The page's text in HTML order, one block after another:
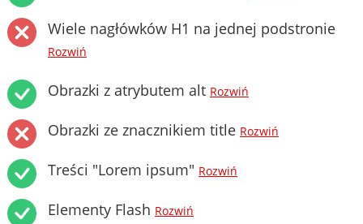
Wiele nagłówków H1 na jednej podstronie
Rozwiń
Obrazki z atrybutem alt Rozwiń
Obrazki ze znacznikiem title Rozwiń
Treści "Lorem ipsum" Rozwiń
Elementy Flash Rozwiń